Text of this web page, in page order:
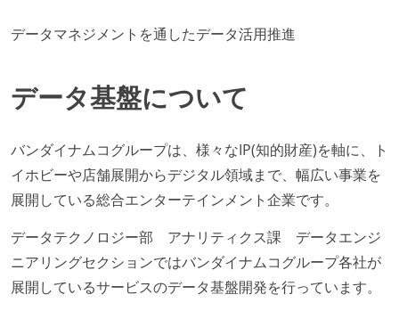
データマネジメントを通したデータ活用推進
データ基盤について
バンダイナムコグループは、様々なIP(知的財産)を軸に、ト
イホビーや店舗展開からデジタル領域まで、幅広い事業を
展開している総合エンターテインメント企業です。
データテクノロジー部 アナリティクス課 データエンジ
ニアリングセクションではバンダイナムコグループ各社が
展開しているサービスのデータ基盤開発を行っています。